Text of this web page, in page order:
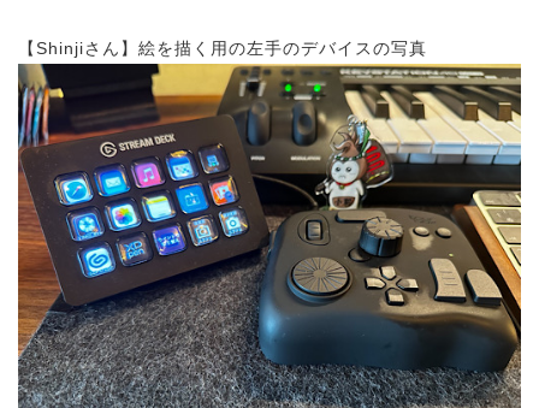
【Shinjiさん】絵を描く用の左手のデバイスの写真